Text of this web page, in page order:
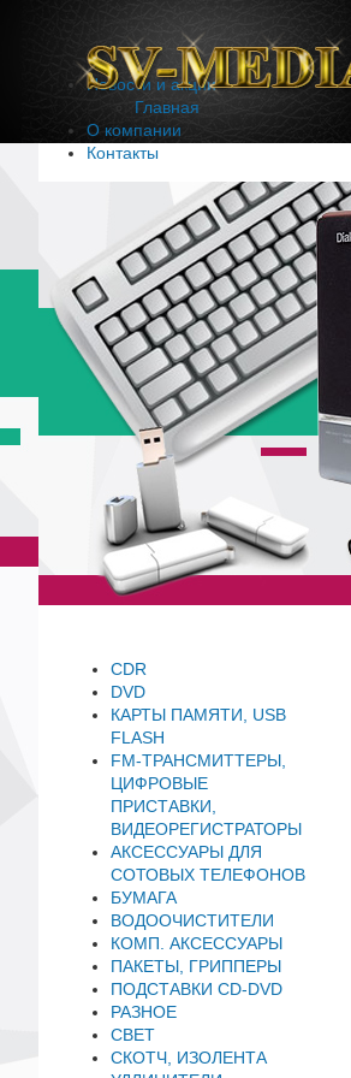
Новости и акции
Главная
О компании
Контакты
CDR
DVD
КАРТЫ ПАМЯТИ, USB
FLASH
FM-ТРАНСМИТТЕРЫ,
ЦИФРОВЫЕ
ПРИСТАВКИ,
ВИДЕОРЕГИСТРАТОРЫ
АКСЕССУАРЫ ДЛЯ
СОТОВЫХ ТЕЛЕФОНОВ
БУМАГА
ВОДООЧИСТИТЕЛИ
КОМП. АКСЕССУАРЫ
ПАКЕТЫ, ГРИППЕРЫ
ПОДСТАВКИ CD-DVD
РАЗНОЕ
СВЕТ
СКОТЧ, ИЗОЛЕНТА